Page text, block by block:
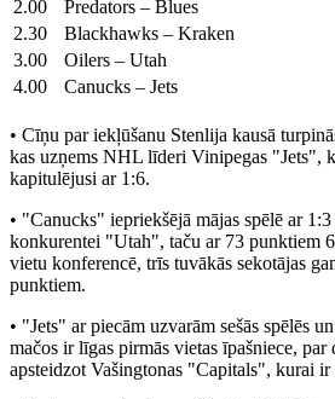
2.00
Predators – Blues
2.30
Blackhawks – Kraken
3.00
Oilers – Utah
4.00
Canucks – Jets
• Cīņu par iekļūšanu Stenlija kausā
kas uzņems NHL līderi Vinipegas "Jets",
kapitulējusi ar 1:6.
• "Canucks" iepriekšējā mājas spēlē ar
konkurentei "Utah", taču ar 73 punktiem
vietu konferencē, trīs tuvākās sekotājas
punktiem.
• "Jets" ar piecām uzvarām sešās spēlēs
mačos ir līgas pirmās vietas īpašniece,
apsteidzot Vašingtonas "Capitals", kurai ir